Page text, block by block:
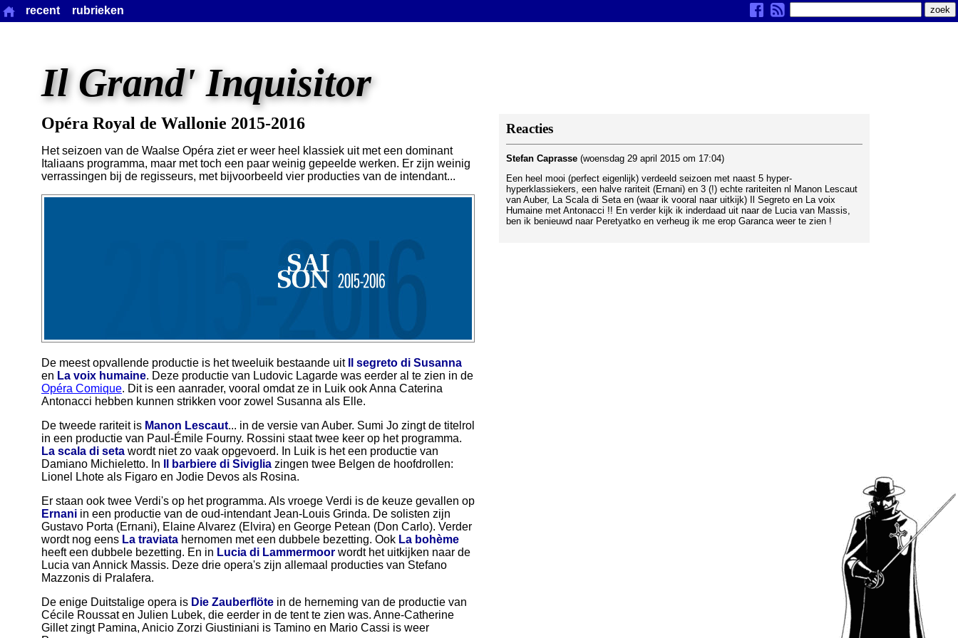
Il Grand' Inquisitor
Opéra Royal de Wallonie 2015-2016
Het seizoen van de Waalse Opéra ziet er weer heel klassiek uit met een dominant
Italiaans programma, maar met toch een paar weinig gepeelde werken. Er zijn weinig
verrassingen bij de regisseurs, met bijvoorbeeld vier producties van de intendant...
De meest opvallende productie is het tweeluik bestaande uit
Il segreto di Susanna
en La voix humaine. Deze productie van Ludovic Lagarde was eerder al te zien in de
Opéra Comique. Dit is een aanrader, vooral omdat ze in Luik ook Anna Caterina
Antonacci hebben kunnen strikken voor zowel Susanna als Elle.
De tweede rariteit is Manon Lescaut... in de versie van Auber. Sumi Jo zingt de titelrol
in een productie van Paul-Émile Fourny. Rossini staat twee keer op het programma.
La scala di seta wordt niet zo vaak opgevoerd. In Luik is het een productie van
Damiano Michieletto. In
Il barbiere di Siviglia zingen twee Belgen de hoofdrollen:
Lionel Lhote als Figaro en Jodie Devos als Rosina.
Er staan ook twee Verdi's op het programma. Als vroege Verdi is de keuze gevallen op
Ernani in een productie van de oud-intendant Jean-Louis Grinda. De solisten zijn
Gustavo Porta (Ernani), Elaine Alvarez (Elvira) en George Petean (Don Carlo). Verder
wordt nog eens La traviata hernomen met een dubbele bezetting. Ook La bohème
heeft een dubbele bezetting. En in Lucia di Lammermoor wordt het uitkijken naar de
Lucia van Annick Massis. Deze drie opera's zijn allemaal producties van Stefano
Mazzonis di Pralafera.
De enige Duitstalige opera is Die Zauberflöte in de herneming van de productie van
Cécile Roussat en Julien Lubek, die eerder in de tent te zien was. Anne-Catherine
Gillet zingt Pamina, Anicio Zorzi Giustiniani is Tamino en Mario Cassi is weer
Reacties
Stefan Caprasse (woensdag 29 april 2015 om 17:04)
Een heel mooi (perfect eigenlijk) verdeeld seizoen met naast 5 hyper-
hyperklassiekers, een halve rariteit (Ernani) en 3 (!) echte rariteiten nl Manon Lescaut
van Auber, La Scala di Seta en (waar ik vooral naar uitkijk) Il Segreto en La voix
Humaine met Antonacci !! En verder kijk ik inderdaad uit naar de Lucia van Massis,
ben ik benieuwd naar Peretyatko en verheug ik me erop Garanca weer te zien !
recent rubrieken